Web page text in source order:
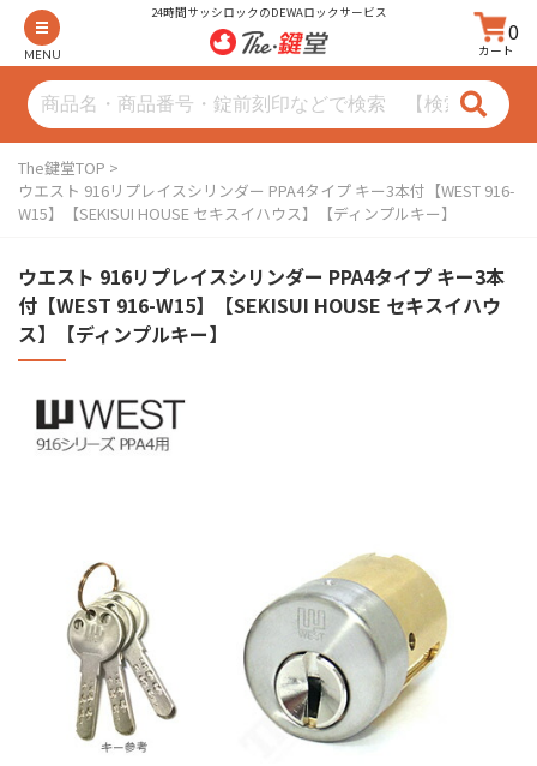
MENU
24時間サッシロックのDEWAロックサービス
0
カート
The鍵堂TOP
ウエスト 916リプレイスシリンダー PPA4タイプ キー3本付【WEST 916-
W15】【SEKISUI HOUSE セキスイハウス】【ディンプルキー】
ウエスト 916リプレイスシリンダー PPA4タイプ キー3本
付【WEST 916-W15】【SEKISUI HOUSE セキスイハウ
ス】【ディンプルキー】